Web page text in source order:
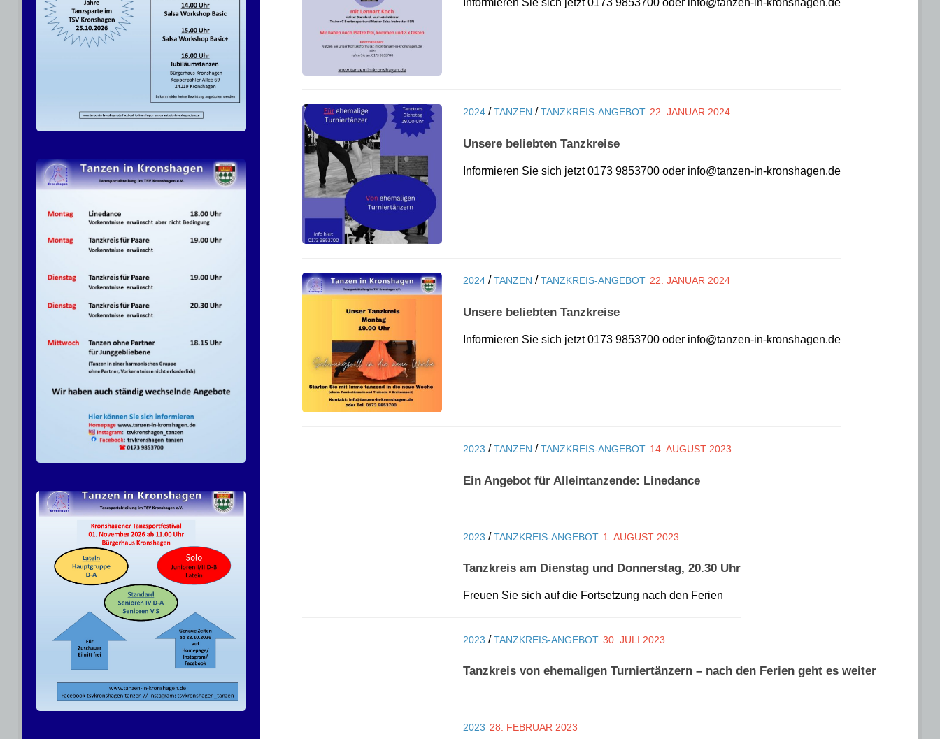
2024 /TANZEN /TANZKREIS-ANGEBOT 22. JANUAR 2024
Unsere beliebten Tanzkreise
Informieren Sie sich jetzt 0173 9853700 oder info@tanzen-in-kronshagen.de
2024 /TANZEN /TANZKREIS-ANGEBOT 22. JANUAR 2024
Unsere beliebten Tanzkreise
Informieren Sie sich jetzt 0173 9853700 oder info@tanzen-in-kronshagen.de
2023 /TANZEN /TANZKREIS-ANGEBOT 14. AUGUST 2023
Ein Angebot für Alleintanzende: Linedance
2023 /TANZKREIS-ANGEBOT 1. AUGUST 2023
Tanzkreis am Dienstag und Donnerstag, 20.30 Uhr
Freuen Sie sich auf die Fortsetzung nach den Ferien
2023 /TANZKREIS-ANGEBOT 30. JULI 2023
Tanzkreis von ehemaligen Turniertänzern – nach den Ferien geht es weiter
2023 28. FEBRUAR 2023